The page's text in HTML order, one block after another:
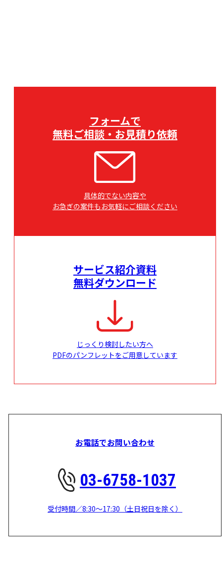
フォームで
無料ご相談・お見積り依頼
具体的でない内容や
お急ぎの案件もお気軽にご相談ください
サービス紹介資料
無料ダウンロード
じっくり検討したい方へ
PDFのパンフレットをご用意しています
お電話でお問い合わせ
03-6758-1037
受付時間／8:30～17:30（土日祝日を除く）